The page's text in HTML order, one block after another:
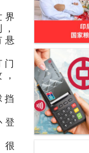
悬
很